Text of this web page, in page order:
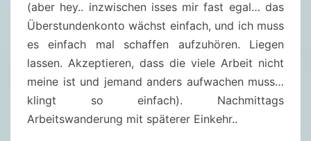
(aber hey.. inzwischen isses mir fast egal… das
Überstundenkonto wächst einfach, und ich muss
es einfach mal schaffen aufzuhören. Liegen
lassen. Akzeptieren, dass die viele Arbeit nicht
meine ist und jemand anders aufwachen muss…
klingt so einfach). Nachmittags
Arbeitswanderung mit späterer Einkehr..